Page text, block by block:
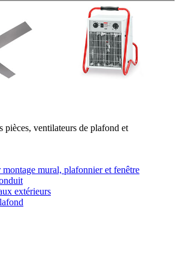
pièces, ventilateurs de plafond et
mural, plafonnier et fenêtre
extérieurs